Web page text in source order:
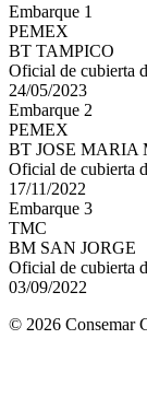
Embarque 1
PEMEX
BT TAMPICO
Oficial de cubierta
24/05/2023
Embarque 2
PEMEX
BT JOSE MARIA
Oficial de cubierta
17/11/2022
Embarque 3
TMC
BM SAN JORGE
Oficial de cubierta
03/09/2022
© 2026 Consemar